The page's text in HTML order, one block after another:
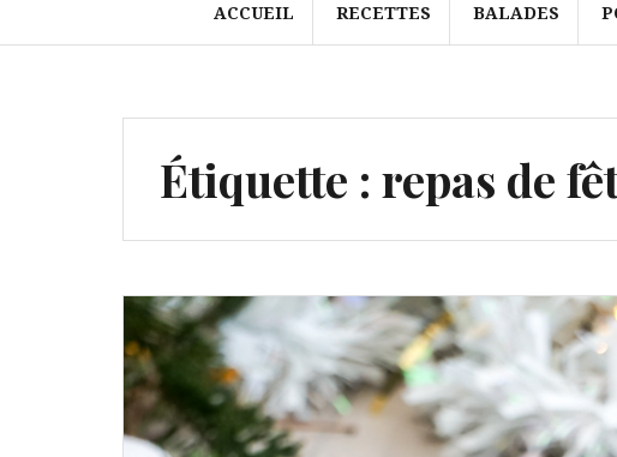
ACCUEIL RECETTES BALADES
Étiquette : repas de